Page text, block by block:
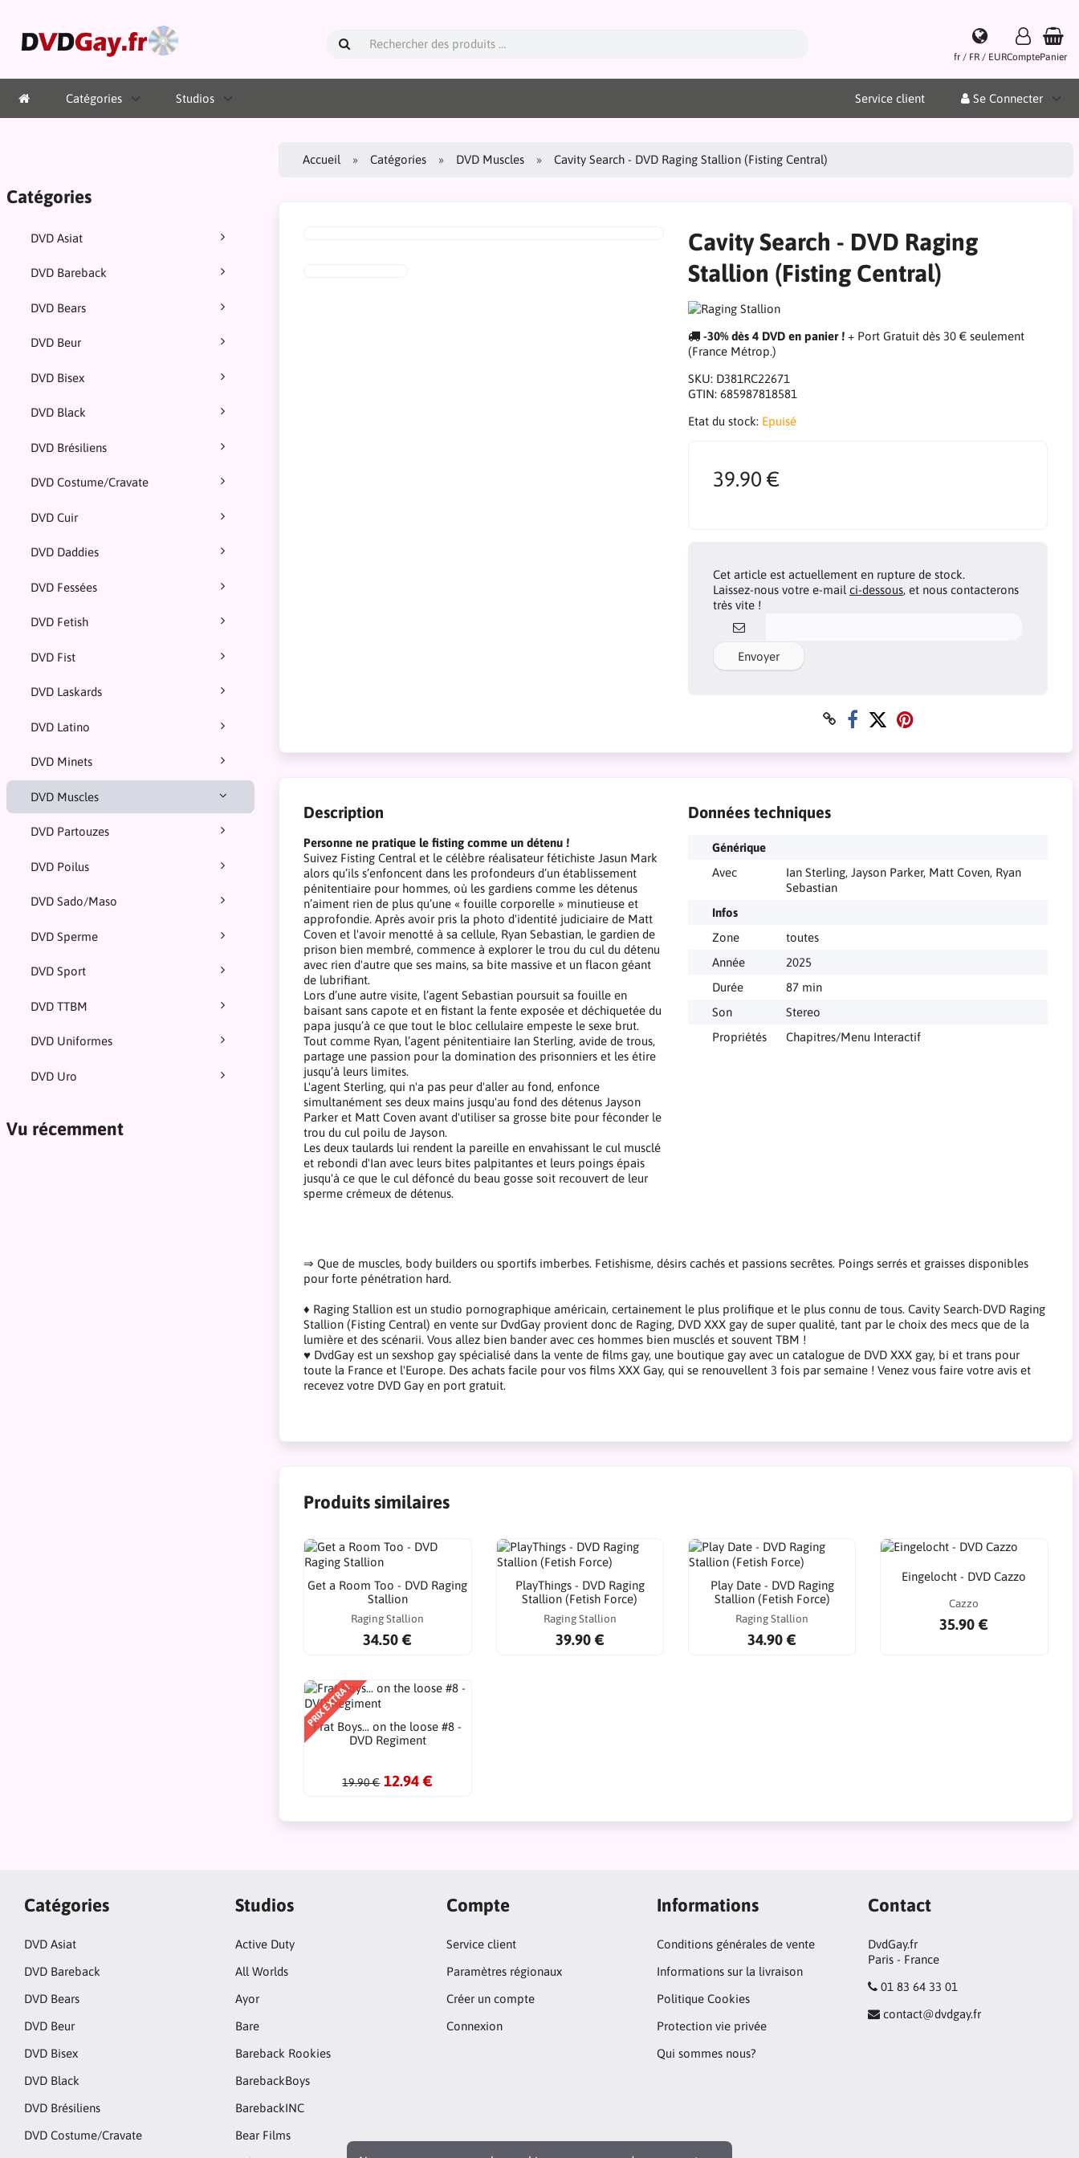
fr / FR / EURComptePanier
Catégories Studios Service client Se Connecter
Catégories
DVD Asiat
DVD Bareback
DVD Bears
DVD Beur
DVD Bisex
DVD Black
DVD Brésiliens
DVD Costume/Cravate
DVD Cuir
DVD Daddies
DVD Fessées
DVD Fetish
DVD Fist
DVD Laskards
DVD Latino
DVD Minets
DVD Muscles
DVD Partouzes
DVD Poilus
DVD Sado/Maso
DVD Sperme
DVD Sport
DVD TTBM
DVD Uniformes
DVD Uro
Vu récemment
Accueil Catégories DVD Muscles Cavity Search - DVD Raging Stallion (Fisting Central)
Cavity Search - DVD Raging
Stallion (Fisting Central)
-30% dès 4 DVD en panier !+ Port Gratuit dès 30 € seulement
(France Métrop.)
SKU: D381RC22671
GTIN: 685987818581
Etat du stock: Epuisé
39.90 €
Cet article est actuellement en rupture de stock.
Laissez-nous votre e-mail ci-dessous, et nous contacterons
très vite !
Envoyer
Description
Personne ne pratique le fisting comme un détenu !
Suivez Fisting Central et le célèbre réalisateur fétichiste Jasun Mark
alors qu’ils s’enfoncent dans les profondeurs d’un établissement
pénitentiaire pour hommes, où les gardiens comme les détenus
n’aiment rien de plus qu’une « fouille corporelle » minutieuse et
approfondie. Après avoir pris la photo d'identité judiciaire de Matt
Coven et l'avoir menotté à sa cellule, Ryan Sebastian, le gardien de
prison bien membré, commence à explorer le trou du cul du détenu
avec rien d'autre que ses mains, sa bite massive et un flacon géant
de lubrifiant.
Lors d’une autre visite, l’agent Sebastian poursuit sa fouille en
baisant sans capote et en fistant la fente exposée et déchiquetée du
papa jusqu’à ce que tout le bloc cellulaire empeste le sexe brut.
Tout comme Ryan, l’agent pénitentiaire Ian Sterling, avide de trous,
partage une passion pour la domination des prisonniers et les étire
jusqu’à leurs limites.
L'agent Sterling, qui n'a pas peur d'aller au fond, enfonce
simultanément ses deux mains jusqu'au fond des détenus Jayson
Parker et Matt Coven avant d'utiliser sa grosse bite pour féconder le
trou du cul poilu de Jayson.
Les deux taulards lui rendent la pareille en envahissant le cul musclé
et rebondi d'Ian avec leurs bites palpitantes et leurs poings épais
jusqu'à ce que le cul défoncé du beau gosse soit recouvert de leur
sperme crémeux de détenus.
Données techniques
Générique
Avec
Ian Sterling, Jayson Parker, Matt Coven, Ryan
Sebastian
Infos
Zone
toutes
Année
2025
Durée
87 min
Son
Stereo
Propriétés
Chapitres/Menu Interactif
⇒ Que de muscles, body builders ou sportifs imberbes. Fetishisme, désirs cachés et passions secrêtes. Poings serrés et graisses disponibles
pour forte pénétration hard.
♦ Raging Stallion est un studio pornographique américain, certainement le plus prolifique et le plus connu de tous. Cavity Search-DVD Raging
Stallion (Fisting Central) en vente sur DvdGay provient donc de Raging, DVD XXX gay de super qualité, tant par le choix des mecs que de la
lumière et des scénarii. Vous allez bien bander avec ces hommes bien musclés et souvent TBM !
♥ DvdGay est un sexshop gay spécialisé dans la vente de films gay, une boutique gay avec un catalogue de DVD XXX gay, bi et trans pour
toute la France et l'Europe. Des achats facile pour vos films XXX Gay, qui se renouvellent 3 fois par semaine ! Venez vous faire votre avis et
recevez votre DVD Gay en port gratuit.
Produits similaires
Get a Room Too - DVD Raging
Stallion
Raging Stallion
34.50 €
PlayThings - DVD Raging
Stallion (Fetish Force)
Raging Stallion
39.90 €
Play Date - DVD Raging
Stallion (Fetish Force)
Raging Stallion
34.90 €
Eingelocht - DVD Cazzo
Cazzo
35.90 €
PRIX EXTRA !
Frat Boys... on the loose #8 -
DVD Regiment
19.90 € 12.94 €
Catégories
DVD Asiat
DVD Bareback
DVD Bears
DVD Beur
DVD Bisex
DVD Black
DVD Brésiliens
DVD Costume/Cravate
Studios
Active Duty
All Worlds
Ayor
Bare
Bareback Rookies
BarebackBoys
BarebackINC
Bear Films
Compte
Service client
Paramètres régionaux
Créer un compte
Connexion
Informations
Conditions générales de vente
Informations sur la livraison
Politique Cookies
Protection vie privée
Qui sommes nous?
Contact
DvdGay.fr
Paris - France
01 83 64 33 01
contact@dvdgay.fr